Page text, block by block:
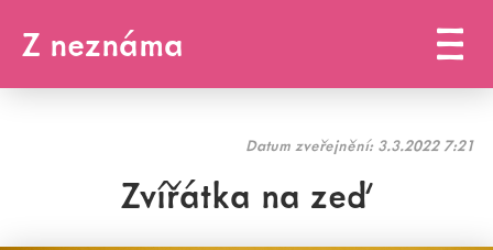
Z neznáma
Zvířátka na zeď
Datum zveřejnění: 3.3.2022 7:21